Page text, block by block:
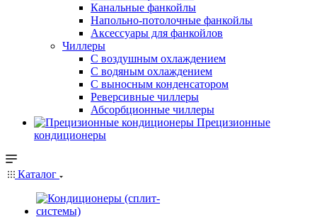
Канальные фанкойлы
Напольно-потолочные фанкойлы
Аксессуары для фанкойлов
Чиллеры
С воздушным охлаждением
С водяным охлаждением
С выносным конденсатором
Реверсивные чиллеры
Абсорбционные чиллеры
Прецизионные
кондиционеры
Каталог